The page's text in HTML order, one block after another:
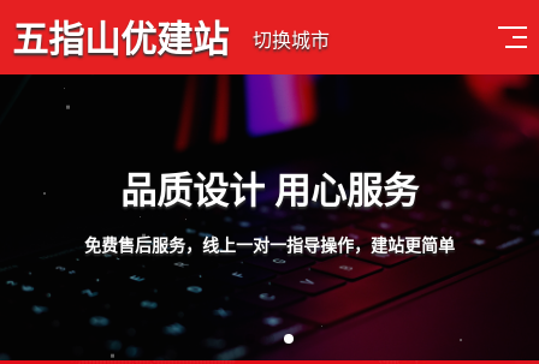
五指山优建站 切换城市
操作，建站更简单
深耕网站建设行业13年
专注于五指山网站建设，五指山网站制作，五指山SEO优化排